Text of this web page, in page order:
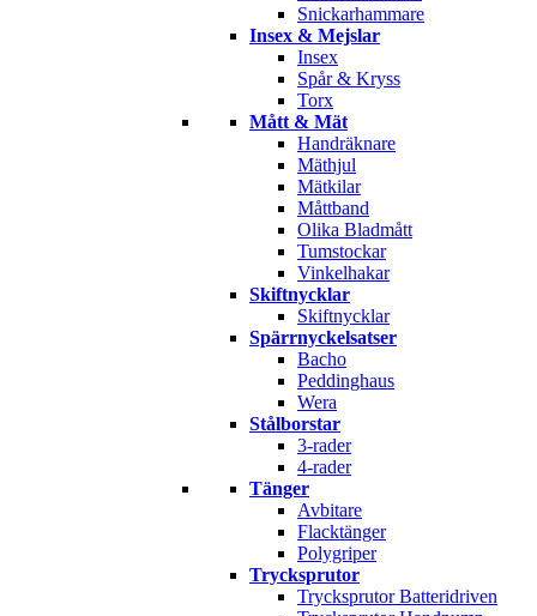
Snickarhammare
Insex & Mejslar
Insex
Spår & Kryss
Torx
Mått & Mät
Handräknare
Mäthjul
Mätkilar
Måttband
Olika Bladmått
Tumstockar
Vinkelhakar
Skiftnycklar
Skiftnycklar
Spärrnyckelsatser
Bacho
Peddinghaus
Wera
Stålborstar
3-rader
4-rader
Tänger
Avbitare
Flacktänger
Polygriper
Trycksprutor
Trycksprutor Batteridriven